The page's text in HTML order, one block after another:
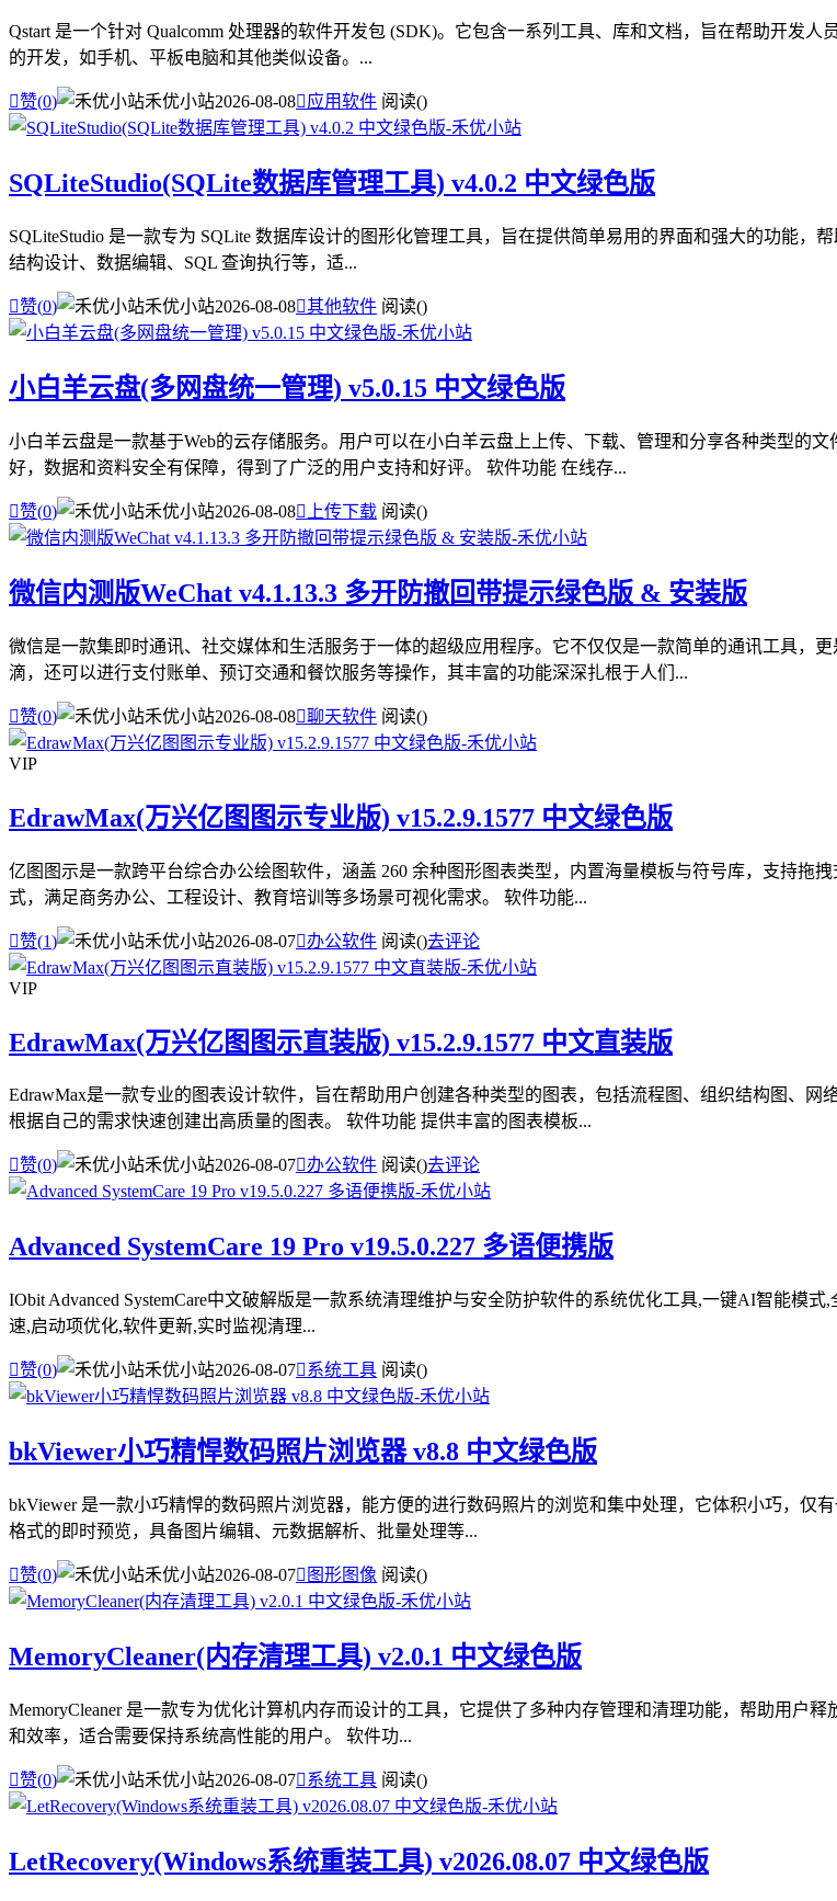
Qstart 是一个针对 Qualcomm 处理器的软件开发包 (SDK)。它包含一系列工具、库和文档，旨在帮助开发
的开发，如手机、平板电脑和其他类似设备。...
赞(0) 禾优小站2026-08-08应用软件 阅读()
SQLiteStudio(SQLite数据库管理工具) v4.0.2 中文绿色版
SQLiteStudio 是一款专为 SQLite 数据库设计的图形化管理工具，旨在提供简单易用的界面和强大的功能
结构设计、数据编辑、SQL 查询执行等，适...
赞(0) 禾优小站2026-08-08其他软件 阅读()
小白羊云盘(多网盘统一管理) v5.0.15 中文绿色版
小白羊云盘是一款基于Web的云存储服务。用户可以在小白羊云盘上上传、下载、管理和分享各种类型的
好，数据和资料安全有保障，得到了广泛的用户支持和好评。 软件功能 在线存...
赞(0) 禾优小站2026-08-08 上传下载 阅读()
微信内测版WeChat v4.1.13.3 多开防撤回带提示绿色版 & 安装版
微信是一款集即时通讯、社交媒体和生活服务于一体的超级应用程序。它不仅仅是一款简单的通讯工具，
滴，还可以进行支付账单、预订交通和餐饮服务等操作，其丰富的功能深深扎根于人们...
赞(0) 禾优小站2026-08-08聊天软件 阅读()
VIP
EdrawMax(万兴亿图图示专业版) v15.2.9.1577 中文绿色版
亿图图示是一款跨平台综合办公绘图软件，涵盖 260 余种图形图表类型，内置海量模板与符号库，支持拖
式，满足商务办公、工程设计、教育培训等多场景可视化需求。 软件功能...
赞(1) 禾优小站2026-08-07办公软件 阅读()去评论
VIP
EdrawMax(万兴亿图图示直装版) v15.2.9.1577 中文直装版
EdrawMax是一款专业的图表设计软件，旨在帮助用户创建各种类型的图表，包括流程图、组织结构图、
根据自己的需求快速创建出高质量的图表。 软件功能 提供丰富的图表模板...
赞(0) 禾优小站2026-08-07办公软件 阅读()去评论
Advanced SystemCare 19 Pro v19.5.0.227 多语便携版
IObit Advanced SystemCare中文破解版是一款系统清理维护与安全防护软件的系统优化工具,一键AI智能模
速,启动项优化,软件更新,实时监视清理...
赞(0) 禾优小站2026-08-07系统工具 阅读()
bkViewer小巧精悍数码照片浏览器 v8.8 中文绿色版
bkViewer 是一款小巧精悍的数码照片浏览器，能方便的进行数码照片的浏览和集中处理，它体积小巧，仅
格式的即时预览，具备图片编辑、元数据解析、批量处理等...
赞(0) 禾优小站2026-08-07 图形图像 阅读()
MemoryCleaner(内存清理工具) v2.0.1 中文绿色版
MemoryCleaner 是一款专为优化计算机内存而设计的工具，它提供了多种内存管理和清理功能，帮助用户
和效率，适合需要保持系统高性能的用户。 软件功...
赞(0) 禾优小站2026-08-07系统工具 阅读()
LetRecovery(Windows系统重装工具) v2026.08.07 中文绿色版